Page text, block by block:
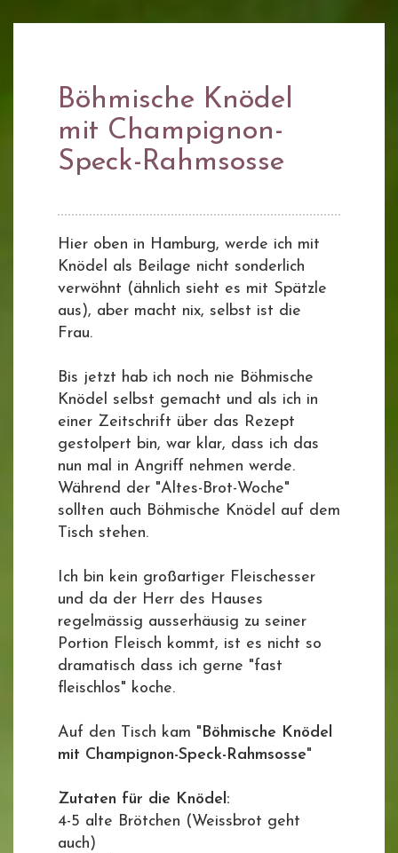
Böhmische Knödel
mit Champignon-
Speck-Rahmsosse
Hier oben in Hamburg, werde ich mit
Knödel als Beilage nicht sonderlich
verwöhnt (ähnlich sieht es mit Spätzle
aus), aber macht nix, selbst ist die
Frau.
Bis jetzt hab ich noch nie Böhmische
Knödel selbst gemacht und als ich in
einer Zeitschrift über das Rezept
gestolpert bin, war klar, dass ich das
nun mal in Angriff nehmen werde.
Während der "Altes-Brot-Woche"
sollten auch Böhmische Knödel auf dem
Tisch stehen.
Ich bin kein großartiger Fleischesser
und da der Herr des Hauses
regelmässig ausserhäusig zu seiner
Portion Fleisch kommt, ist es nicht so
dramatisch dass ich gerne "fast
fleischlos" koche.
Auf den Tisch kam "Böhmische Knödel
mit Champignon-Speck-Rahmsosse"
Zutaten für die Knödel:
4-5 alte Brötchen (Weissbrot geht
auch)